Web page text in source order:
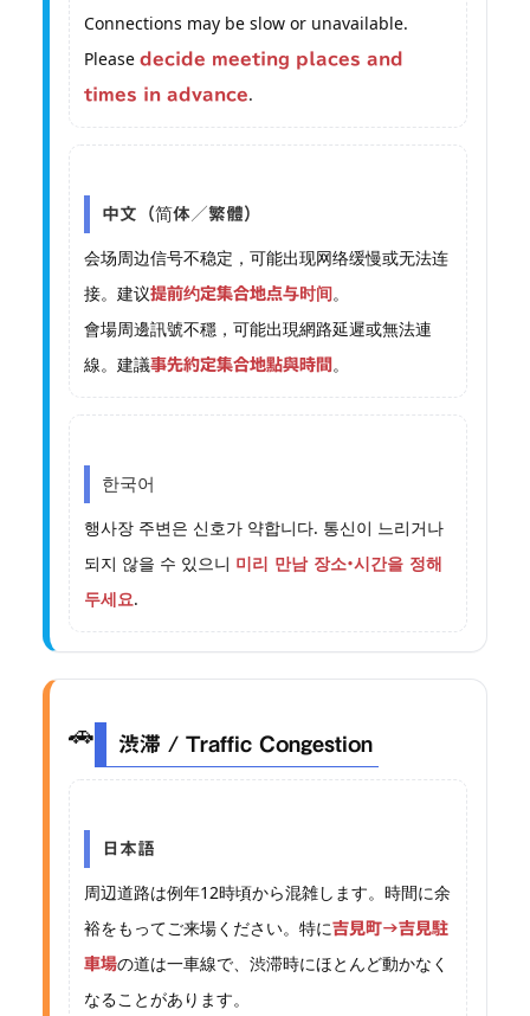
Connections may be slow or unavailable.
Please decide meeting places and
times in advance.
中文（简体／繁體）
会场周边信号不稳定，可能出现网络缓慢或无法连
接。建议提前约定集合地点与时间 。
會場周邊訊號不穩，可能出現網路延遲或無法連
線。建議事先約定集合地點與時間 。
한국어
행사장 주변은 신호가 약합니다. 통신이 느리거나
되지 않을 수 있으니 미리 만남 장소·시간을 정해
두세요.
🚗 渋滞 / Traffic Congestion
日本語
周辺道路は例年12時頃から混雑します。時間に余
裕をもってご来場ください。特に吉見町→吉見駐
車場の道は一車線で、渋滞時にほとんど動かなく
なることがあります。